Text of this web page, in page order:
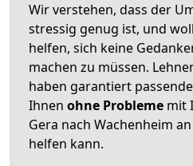
Wir verstehen, dass der
stressig genug ist, und
helfen, sich keine
machen zu müssen.
haben garantiert
Ihnen ohne Probleme mit
Gera nach Wachenheim
helfen kann.